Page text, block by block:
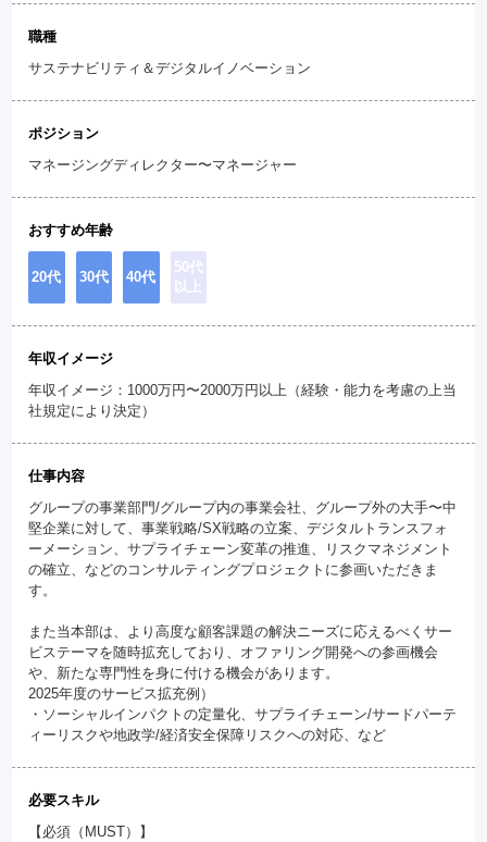
職種
サステナビリティ＆デジタルイノベーション
ポジション
マネージングディレクター〜マネージャー
おすすめ年齢
20代 30代 40代
50代
以上
年収イメージ
年収イメージ：1000万円〜2000万円以上（経験・能力を考慮の上当
社規定により決定）
仕事内容
グループの事業部門/グループ内の事業会社、グループ外の大手〜中
堅企業に対して、事業戦略/SX戦略の立案、デジタルトランスフォ
ーメーション、サプライチェーン変革の推進、リスクマネジメント
の確立、などのコンサルティングプロジェクトに参画いただきま
す。
また当本部は、より高度な顧客課題の解決ニーズに応えるべくサー
ビステーマを随時拡充しており、オファリング開発への参画機会
や、新たな専門性を身に付ける機会があります。
2025年度のサービス拡充例）
・ソーシャルインパクトの定量化、サプライチェーン/サードパーテ
ィーリスクや地政学/経済安全保障リスクへの対応、など
必要スキル
【必須（MUST）】